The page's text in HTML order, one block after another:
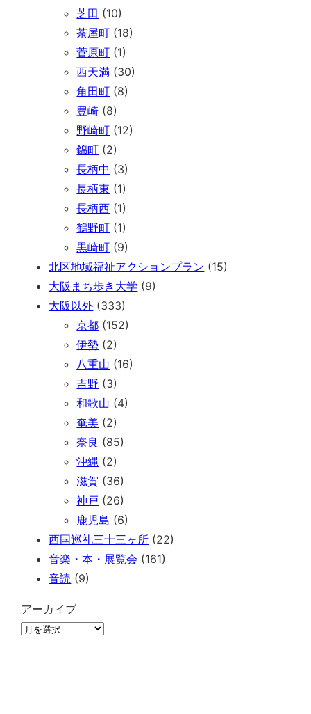
芝田 (10)
茶屋町 (18)
菅原町 (1)
西天満 (30)
角田町 (8)
豊崎 (8)
野崎町 (12)
錦町 (2)
長柄中 (3)
長柄東 (1)
長柄西 (1)
鶴野町 (1)
黒崎町 (9)
北区地域福祉アクションプラン (15)
大阪まち歩き大学 (9)
大阪以外 (333)
京都 (152)
伊勢 (2)
八重山 (16)
吉野 (3)
和歌山 (4)
奄美 (2)
奈良 (85)
沖縄 (2)
滋賀 (36)
神戸 (26)
鹿児島 (6)
西国巡礼三十三ヶ所 (22)
音楽・本・展覧会 (161)
音読 (9)
アーカイブ